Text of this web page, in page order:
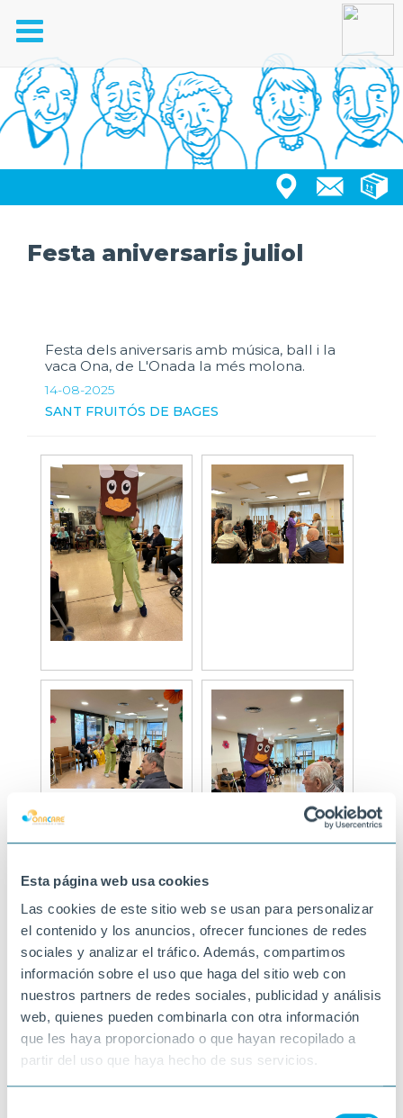
Esta página web usa cookies
Las cookies de este sitio web se usan para personalizar
el contenido y los anuncios, ofrecer funciones de redes
sociales y analizar el tráfico. Además, compartimos
información sobre el uso que haga del sitio web con
nuestros partners de redes sociales, publicidad y análisis
web, quienes pueden combinarla con otra información
que les haya proporcionado o que hayan recopilado a
partir del uso que haya hecho de sus servicios.
Toggle
navigation
Festa aniversaris juliol
Festa dels aniversaris amb música, ball i la
vaca Ona, de L'Onada la més molona.
14-08-2025
SANT FRUITÓS DE BAGES